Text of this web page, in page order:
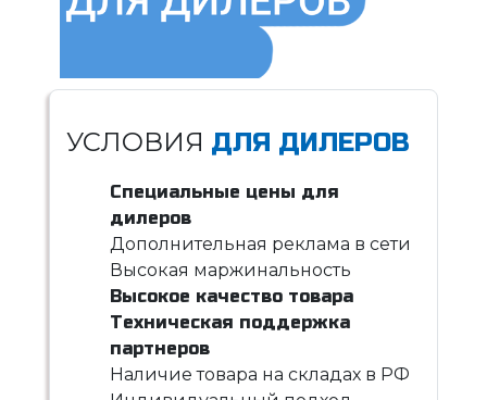
УСЛОВИЯ ДЛЯ ДИЛЕРОВ
Специальные цены для
дилеров
Дополнительная реклама в сети
Высокая маржинальность
Высокое качество товара
Техническая поддержка
партнеров
Наличие товара на складах в РФ